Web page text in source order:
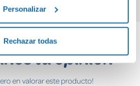
Personalizar
Rechazar todas
tu opinión
en valorar este producto!